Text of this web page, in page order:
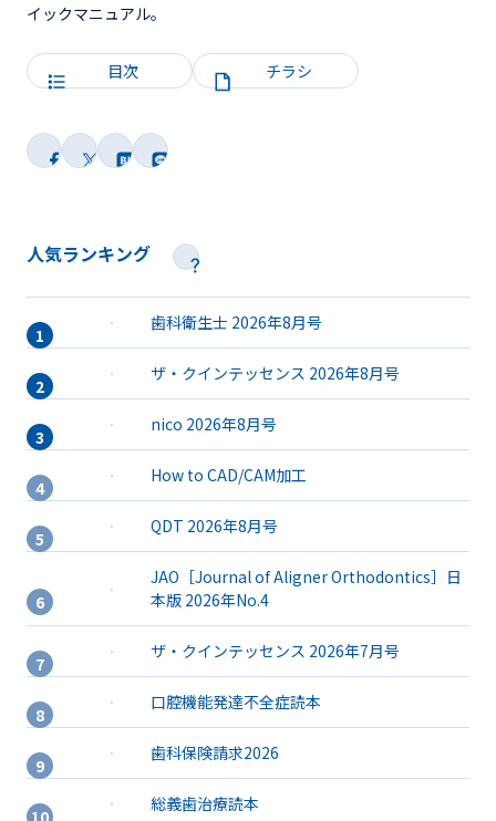
イックマニュアル。
目次 チラシ
人気ランキング
歯科衛生士 2026年8月号
ザ・クインテッセンス 2026年8月号
nico 2026年8月号
How to CAD/CAM加工
QDT 2026年8月号
JAO［Journal of Aligner Orthodontics］日
本版 2026年No.4
ザ・クインテッセンス 2026年7月号
口腔機能発達不全症読本
歯科保険請求2026
総義歯治療読本